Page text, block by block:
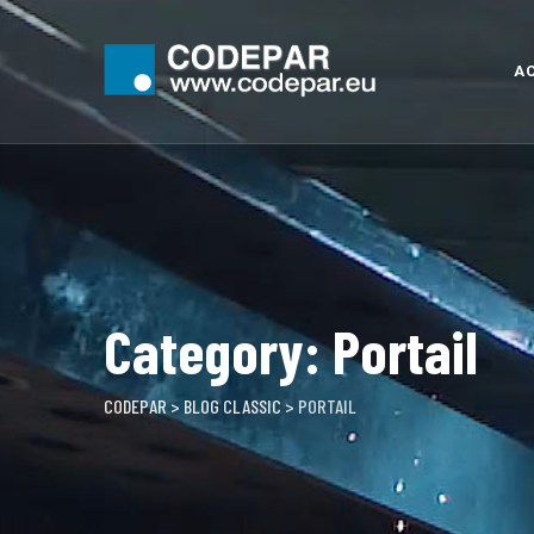
Skip
Category: Portail
CODEPAR > BLOG CLASSIC > PORTAIL